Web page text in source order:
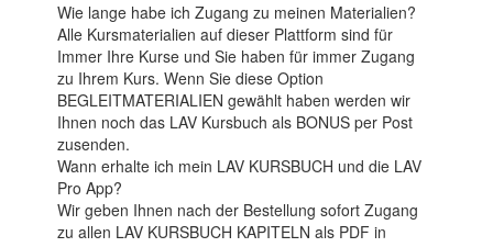
Wie lange habe ich Zugang zu meinen Materialien?
Alle Kursmaterialien auf dieser Plattform sind für
Immer Ihre Kurse und Sie haben für immer Zugang
zu Ihrem Kurs. Wenn Sie diese Option
BEGLEITMATERIALIEN gewählt haben werden wir
Ihnen noch das LAV Kursbuch als BONUS per Post
zusenden.
Wann erhalte ich mein LAV KURSBUCH und die LAV
Pro App?
Wir geben Ihnen nach der Bestellung sofort Zugang
zu allen LAV KURSBUCH KAPITELN als PDF in